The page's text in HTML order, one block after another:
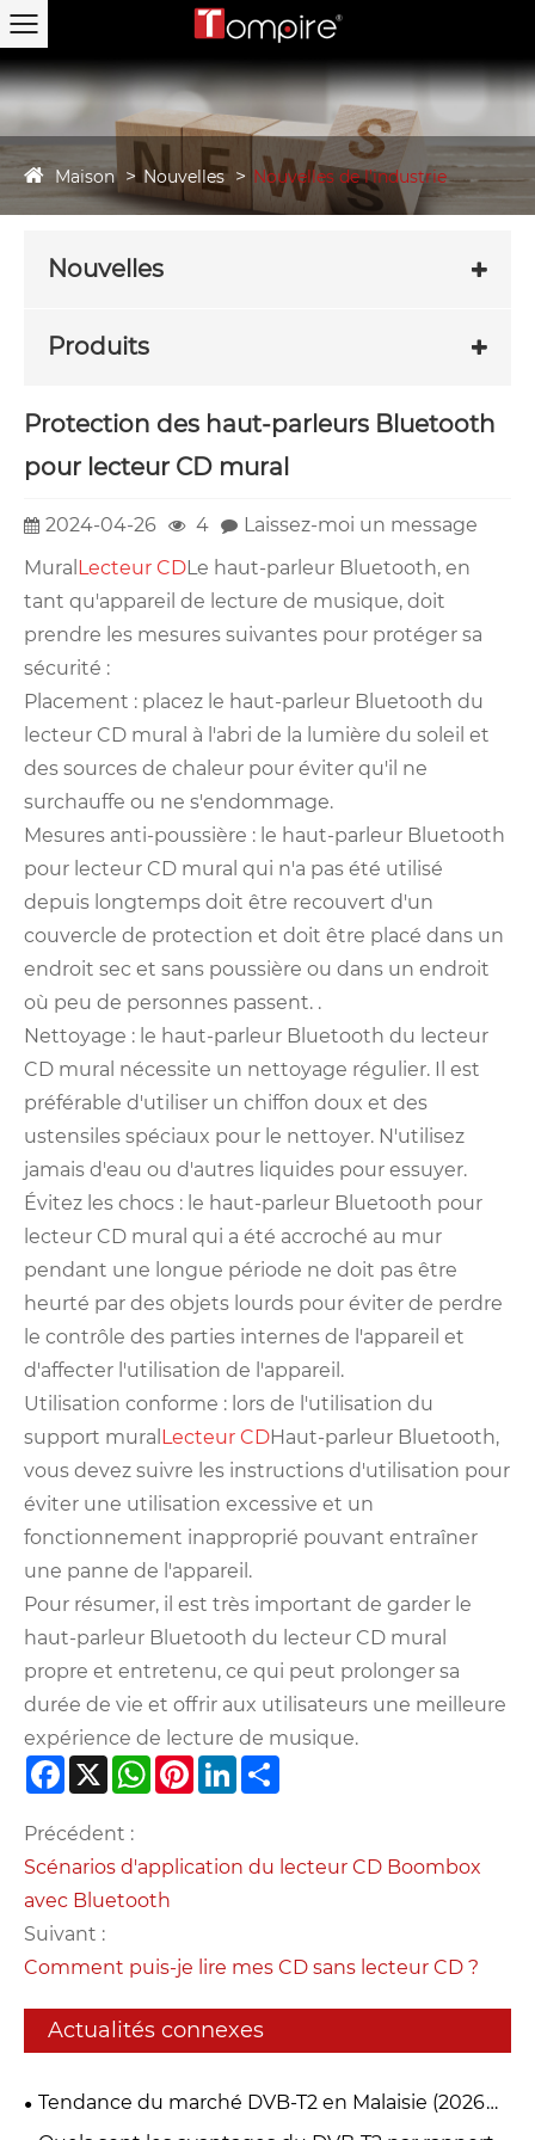
Maison Nouvelles Nouvelles de l'industrie
Nouvelles
Produits
Protection des haut-parleurs Bluetooth
pour lecteur CD mural
2024-04-26 4
Laissez-moi un message
Mural Lecteur CDLe haut-parleur Bluetooth, en
tant qu'appareil de lecture de musique, doit
prendre les mesures suivantes pour protéger sa
sécurité :
Placement : placez le haut-parleur Bluetooth du
lecteur CD mural à l'abri de la lumière du soleil et
des sources de chaleur pour éviter qu'il ne
surchauffe ou ne s'endommage.
Mesures anti-poussière : le haut-parleur Bluetooth
pour lecteur CD mural qui n'a pas été utilisé
depuis longtemps doit être recouvert d'un
couvercle de protection et doit être placé dans un
endroit sec et sans poussière ou dans un endroit
où peu de personnes passent. .
Nettoyage : le haut-parleur Bluetooth du lecteur
CD mural nécessite un nettoyage régulier. Il est
préférable d'utiliser un chiffon doux et des
ustensiles spéciaux pour le nettoyer. N'utilisez
jamais d'eau ou d'autres liquides pour essuyer.
Évitez les chocs : le haut-parleur Bluetooth pour
lecteur CD mural qui a été accroché au mur
pendant une longue période ne doit pas être
heurté par des objets lourds pour éviter de perdre
le contrôle des parties internes de l'appareil et
d'affecter l'utilisation de l'appareil.
Utilisation conforme : lors de l'utilisation du
support mural Lecteur CDHaut-parleur Bluetooth,
vous devez suivre les instructions d'utilisation pour
éviter une utilisation excessive et un
fonctionnement inapproprié pouvant entraîner
une panne de l'appareil.
Pour résumer, il est très important de garder le
haut-parleur Bluetooth du lecteur CD mural
propre et entretenu, ce qui peut prolonger sa
durée de vie et offrir aux utilisateurs une meilleure
expérience de lecture de musique.
Facebook
X WhatsApp
PinterestLinkedIn
Précédent :
Scénarios d'application du lecteur CD Boombox
avec Bluetooth
Suivant :
Comment puis-je lire mes CD sans lecteur CD ?
Actualités connexes
Tendance du marché DVB-T2 en Malaisie (2026
myFreeview / MYTV)